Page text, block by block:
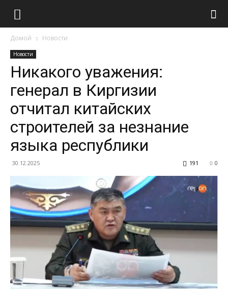
Домой Новости
Новости
Никакого уважения:
генерал в Киргизии
отчитал китайских
строителей за незнание
языка республики
30.12.2025 0
191